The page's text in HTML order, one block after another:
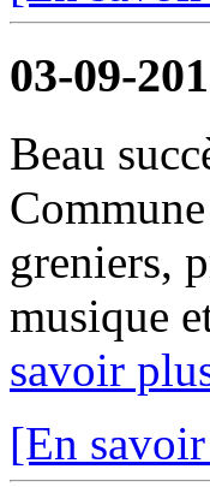
03-09-
Beau
greniers,
musique
savoir
[En